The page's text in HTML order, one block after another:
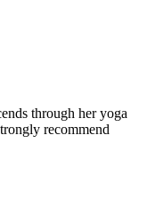
through her yoga
recommend